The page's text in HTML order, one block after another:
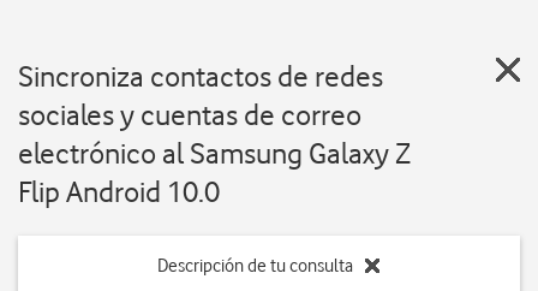
Sincroniza contactos de redes
sociales y cuentas de correo
electrónico al Samsung Galaxy Z
Flip Android 10.0
Descripción de tu consulta